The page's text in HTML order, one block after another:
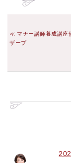
マナー講師養成講座
ザーブ